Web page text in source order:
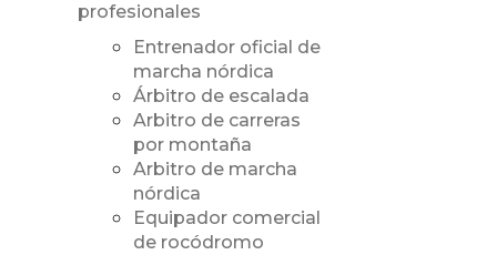
profesionales
Entrenador oficial de
marcha nórdica
Árbitro de escalada
Arbitro de carreras
por montaña
Arbitro de marcha
nórdica
Equipador comercial
de rocódromo